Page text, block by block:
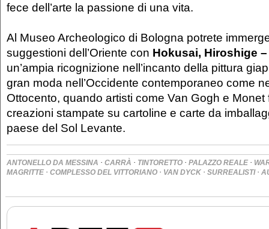
fece dell’arte la passione di una vita.
Al Museo Archeologico di Bologna potrete
suggestioni dell’Oriente con Hokusai, Hiroshige –
un’ampia ricognizione nell’incanto della pittura
gran moda nell’Occidente contemporaneo come
Ottocento, quando artisti come Van Gogh e Monet
creazioni stampate su cartoline e carte da
paese del Sol Levante.
ANTONELLO DA MESSINA · CARRÀ · TINTORETTO · PALAZZO REALE ·
MAGRITTE · COMPLESSO DEL VITTORIANO · VAN DYCK · SURREALISTI·